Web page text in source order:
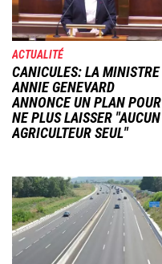
ACTUALITÉ
CANICULES: LA MINISTRE
ANNIE GENEVARD
ANNONCE UN PLAN POUR
NE PLUS LAISSER "AUCUN
AGRICULTEUR SEUL"
Image